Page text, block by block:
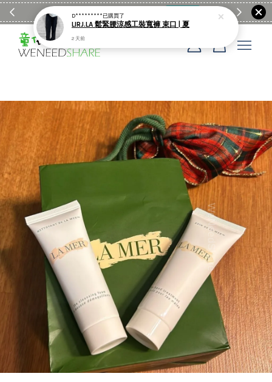
滿$1990送日亞麻棉簡約餐墊 童裝
您的購物車目前還是空的。
D*********已購買了
LIRJ.LA 鬆緊腰涼感工裝寬褲 束口 | 夏
2 天前